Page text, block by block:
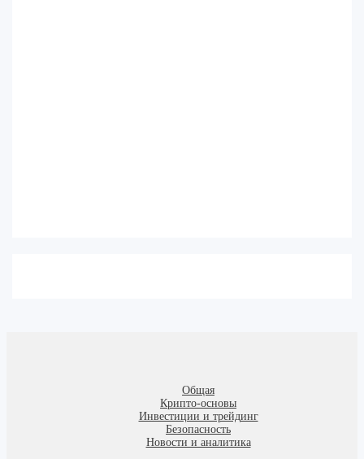
Общая
Крипто-основы
Инвестиции и трейдинг
Безопасность
Новости и аналитика